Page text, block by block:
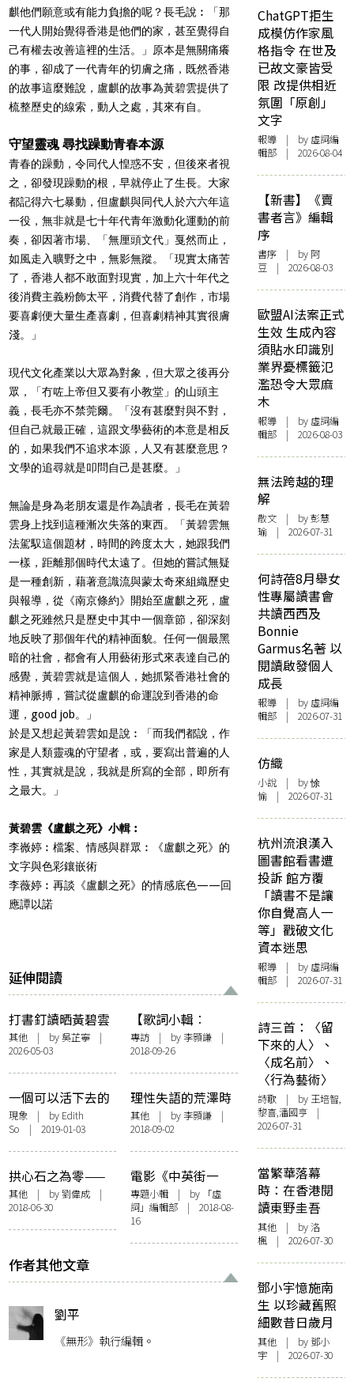
麒他們願意或有能力負擔的呢？長毛說︰「那
一代人開始覺得香港是他們的家，甚至覺得自
己有權去改善這裡的生活。」原本是無關痛癢
的事，卻成了一代青年的切膚之痛，既然香港
的故事這麼難說，盧麒的故事為黃碧雲提供了
梳整歷史的線索，動人之處，其來有自。
守望靈魂 尋找躁動青春本源
青春的躁動，令同代人惶惑不安，但後來者視
之，卻發現躁動的根，早就停止了生長。大家
都記得六七暴動，但盧麒與同代人於六六年這
一役，無非就是七十年代青年激動化運動的前
奏，卻因著市場、「無厘頭文代」戛然而止，
如風走入曠野之中，無影無蹤。「現實太痛苦
了，香港人都不敢面對現實，加上六十年代之
後消費主義粉飾太平，消費代替了創作，市場
要喜劇便大量生產喜劇，但喜劇精神其實很膚
淺。」
現代文化產業以大眾為對象，但大眾之後再分
眾，「冇咗上帝但又要有小教堂」的山頭主
義，長毛亦不禁莞爾。「沒有甚麼對與不對，
但自己就最正確，這跟文學藝術的本意是相反
的，如果我們不追求本源，人又有甚麼意思？
文學的追尋就是叩問自己是甚麼。」
無論是身為老朋友還是作為讀者，長毛在黃碧
雲身上找到這種漸次失落的東西。「黃碧雲無
法駕馭這個題材，時間的跨度太大，她跟我們
一樣，距離那個時代太遠了。但她的嘗試無疑
是一種創新，藉著意識流與蒙太奇來組織歷史
與報導，從《南京條約》開始至盧麒之死，盧
麒之死雖然只是歷史中其中一個章節，卻深刻
地反映了那個年代的精神面貌。任何一個最黑
暗的社會，都會有人用藝術形式來表達自己的
感覺，黃碧雲就是這個人，她抓緊香港社會的
精神脈搏，嘗試從盧麒的命運說到香港的命
運，good job。」
於是又想起黃碧雲如是說︰「而我們都說，作
家是人類靈魂的守望者，或，要寫出普遍的人
性，其實就是說，我就是所寫的全部，即所有
之最大。」
黃碧雲《盧麒之死》小輯︰
李嶶婷︰檔案、情感與群眾︰《盧麒之死》的
文字與色彩鑲嵌術
李薇婷︰再談《盧麒之死》的情感底色——回
應譚以諾
延伸閱讀
打書釘讀晒黃碧雲
《附件三》
其他 | by 吳芷寧 |
2026-05-03
【歌詞小輯︰
Heyo】創作沒有
comfort zone
專訪| by 李顥謙|
2018-09-26
一個可以活下去的
世界，是可能的
現象 | by Edith
So | 2019-01-03
理性失語的荒澤時
代——「魚的可能
︰羅永生、羅貴祥
談《荒澤之魚》」
座談紀錄
其他| by 李顥謙|
2018-09-02
拱心石之為零——
吳靄儀《拱心石下
——從政十八年》
編後記
其他 | by劉偉成 |
2018-06-30
電影《中英街一
號》評論彙整
（a.k.a. 懶人包）
專題小輯| by 「虛
詞」編輯部 | 2018-08-
16
作者其他文章
劉平
《無形》執行編輯。
ChatGPT拒生
成模仿作家風
格指令 在世及
已故文豪皆受
限 改提供相近
氛圍「原創」
文字
報導 | by 虛詞編
輯部 | 2026-08-04
【新書】《賣
書者言》編輯
序
書序 | by 阿
豆 | 2026-08-03
歐盟AI法案正式
生效 生成內容
須貼水印識別
業界憂標籤氾
濫恐令大眾麻
木
報導 | by 虛詞編
輯部 | 2026-08-03
無法跨越的理
解
散文 | by 彭慧
瑜 | 2026-07-31
何詩蓓8月舉女
性專屬讀書會
共讀西西及
Bonnie
Garmus名著 以
閱讀啟發個人
成長
報導 | by 虛詞編
輯部 | 2026-07-31
仿織
小說 | by 悇
愉 | 2026-07-31
杭州流浪漢入
圖書館看書遭
投訴 館方覆
「讀書不是讓
你自覺高人一
等」戳破文化
資本迷思
報導 | by 虛詞編
輯部 | 2026-07-31
詩三首：〈留
下來的人〉、
〈成名前〉、
〈行為藝術〉
詩歌 | by 王培智,
黎喜,潘國亨 |
2026-07-31
當繁華落幕
時：在香港閱
讀東野圭吾
其他 | by洛
楓 | 2026-07-30
鄧小宇憶施南
生 以珍藏舊照
細數昔日歲月
其他 | by 鄧小
宇 | 2026-07-30